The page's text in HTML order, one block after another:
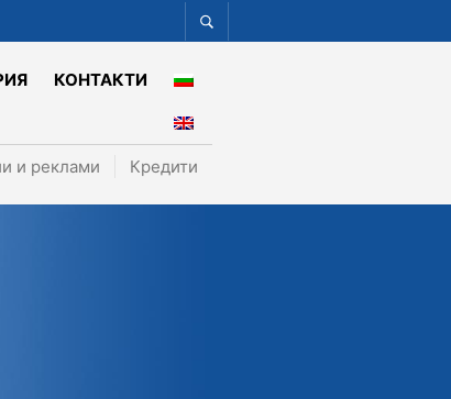
КОНТАКТИ
и реклами Кредити